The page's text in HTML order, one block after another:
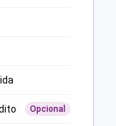
Opcional